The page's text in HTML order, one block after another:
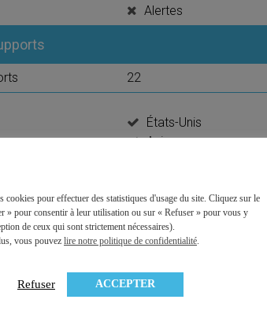
Alertes
22
États-Unis
Asie
(SCPI, OPCI, SCI)
oui
oui
cookies pour effectuer des statistiques d'usage du site. Cliquez sur le
» pour consentir à leur utilisation ou sur « Refuser » pour vous y
de ceux qui sont strictement nécessaires).
vous pouvez lire notre politique de confidentialité
Refuser ACCEPTER